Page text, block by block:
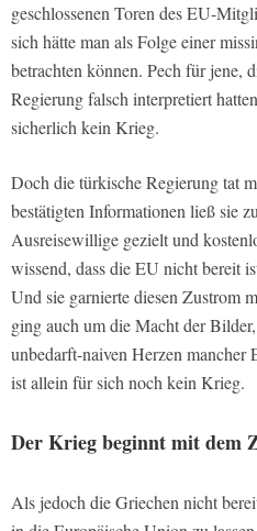
geschlossenen Toren des EU-
sich hätte man als Folge einer
betrachten können. Pech für jene,
Regierung falsch interpretiert
sicherlich kein Krieg.
Doch die türkische Regierung tat
bestätigten Informationen ließ sie
Ausreisewillige gezielt und
wissend, dass die EU nicht bereit
Und sie garnierte diesen Zustrom
ging auch um die Macht der
unbedarft-naiven Herzen mancher
ist allein für sich noch kein Krieg.
Der Krieg beginnt mit dem
Als jedoch die Griechen nicht